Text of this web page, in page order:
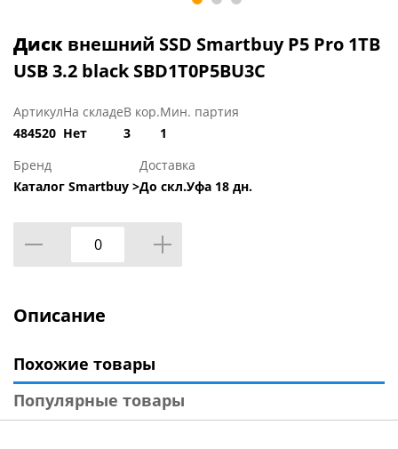
Диск внешний SSD Smartbuy P5 Pro 1TB
USB 3.2 black SBD1T0P5BU3C
Артикул
484520
На складе
Нет
В кор.
3
Мин. партия
1
Бренд
Каталог Smartbuy >
Доставка
До скл.Уфа 18 дн.
Описание
Похожие товары
Популярные товары